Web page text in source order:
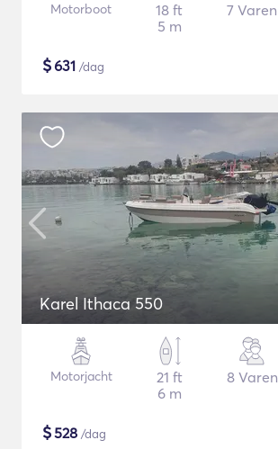
Motorboot
18 ft
5 m
7 Varen
$631 /dag
Karel Ithaca 550
Motorjacht
21 ft
6 m
8 Varen
$528 /dag